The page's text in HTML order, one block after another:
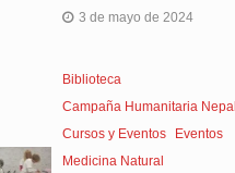
3 de mayo de 2024
Biblioteca
Campaña Humanitaria Nepal
Cursos y Eventos
Eventos
Medicina Natural